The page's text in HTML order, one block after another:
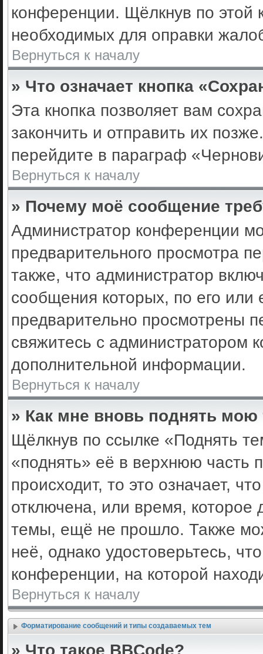
конференции. Щёлкнув по этой
необходимых для оправки
Вернуться к началу
» Что означает кнопка
Эта кнопка позволяет вам
закончить и отправить их
перейдите в параграф
Вернуться к началу
» Почему моё сообщение
Администратор конференции
предварительного просмотра
также, что администратор
сообщения которых, по его
предварительно просмотрены
свяжитесь с администратором
дополнительной информации.
Вернуться к началу
» Как мне вновь поднять мою
Щёлкнув по ссылке «Поднять
«поднять» её в верхнюю часть
происходит, то это означает,
отключена, или время, которое
темы, ещё не прошло. Также
неё, однако удостоверьтесь,
конференции, на которой
Вернуться к началу
Форматирование сообщений и типы создаваемых тем
» Что такое BBCode?